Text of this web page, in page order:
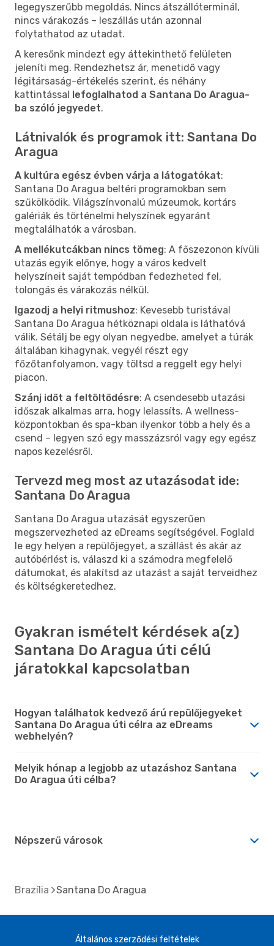
legegyszerűbb megoldás. Nincs átszállóterminál,
nincs várakozás – leszállás után azonnal
folytathatod az utadat.
A keresőnk mindezt egy áttekinthető felületen
jeleníti meg. Rendezhetsz ár, menetidő vagy
légitársaság-értékelés szerint, és néhány
kattintással lefoglalhatod a Santana Do Aragua-
ba szóló jegyedet.
Látnivalók és programok itt: Santana Do
Aragua
A kultúra egész évben várja a látogatókat:
Santana Do Aragua beltéri programokban sem
szűkölködik. Világszínvonalú múzeumok, kortárs
galériák és történelmi helyszínek egyaránt
megtalálhatók a városban.
A mellékutcákban nincs tömeg: A főszezonon kívüli
utazás egyik előnye, hogy a város kedvelt
helyszíneit saját tempódban fedezheted fel,
tolongás és várakozás nélkül.
Igazodj a helyi ritmushoz: Kevesebb turistával
Santana Do Aragua hétköznapi oldala is láthatóvá
válik. Sétálj be egy olyan negyedbe, amelyet a túrák
általában kihagynak, vegyél részt egy
főzőtanfolyamon, vagy töltsd a reggelt egy helyi
piacon.
Szánj időt a feltöltődésre: A csendesebb utazási
időszak alkalmas arra, hogy lelassíts. A wellness-
központokban és spa-kban ilyenkor több a hely és a
csend – legyen szó egy masszázsról vagy egy egész
napos kezelésről.
Tervezd meg most az utazásodat ide:
Santana Do Aragua
Santana Do Aragua utazását egyszerűen
megszervezheted az eDreams segítségével. Foglald
le egy helyen a repülőjegyet, a szállást és akár az
autóbérlést is, válaszd ki a számodra megfelelő
dátumokat, és alakítsd az utazást a saját terveidhez
és költségkeretedhez.
Gyakran ismételt kérdések a(z)
Santana Do Aragua úti célú
járatokkal kapcsolatban
Hogyan találhatok kedvező árú repülőjegyeket
Santana Do Aragua úti célra az eDreams
webhelyén?
Melyik hónap a legjobb az utazáshoz Santana
Do Aragua úti célba?
Népszerű városok
Brazília Santana Do Aragua
Általános szerződési feltételek